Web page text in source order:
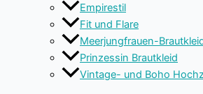
Empirestil
Fit und Flare
Meerjungfrauen-
Prinzessin Brautkleid
Vintage- und Boho